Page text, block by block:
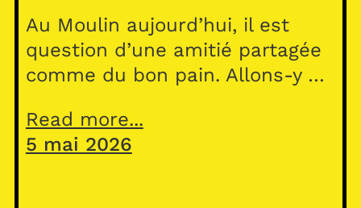
Au Moulin aujourd’hui, il est
question d’une amitié partagée
comme du bon pain. Allons-y …
Read more...
5 mai 2026